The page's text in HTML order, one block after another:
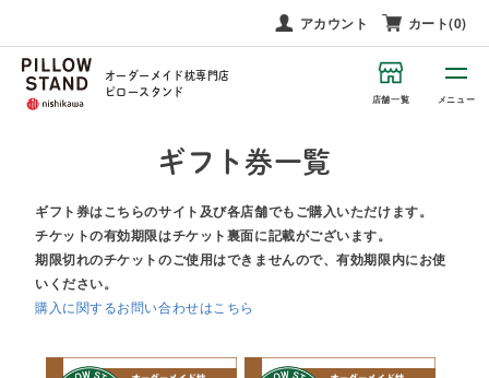
アカウント カート(0)
オーダーメイド枕専門店
ピロースタンド
店舗一覧 メニュー
ギフト券一覧
ギフト券はこちらのサイト及び各店舗でもご購入いただけます。
チケットの有効期限はチケット裏面に記載がございます。
期限切れのチケットのご使用はできませんので、有効期限内にお使
いください。
購入に関するお問い合わせはこちら